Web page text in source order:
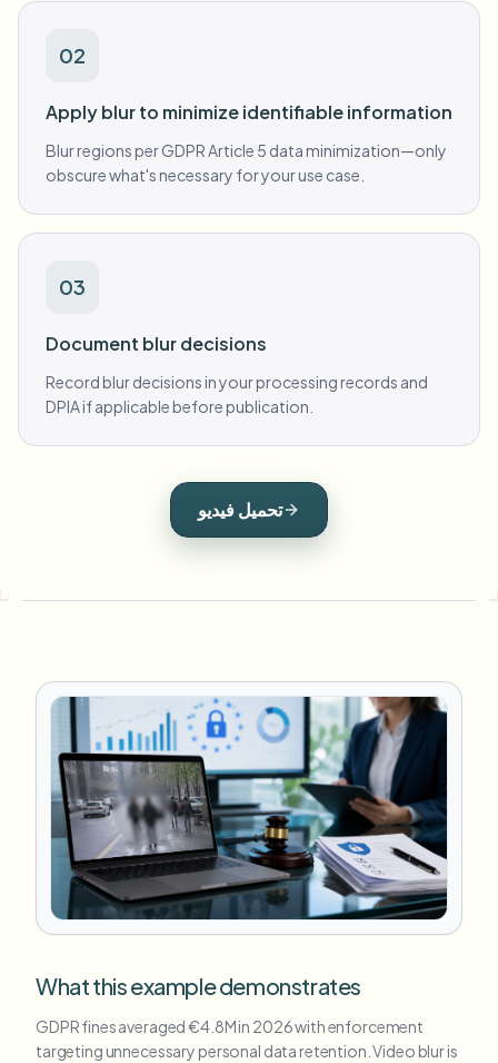
02
Apply blur to minimize identifiable information
Blur regions per GDPR Article 5 data minimization—only
obscure what's necessary for your use case.
03
Document blur decisions
Record blur decisions in your processing records and
DPIA if applicable before publication.
تحميل فيديو
What this example demonstrates
GDPR fines averaged €4.8M in 2026 with enforcement
targeting unnecessary personal data retention. Video blur is